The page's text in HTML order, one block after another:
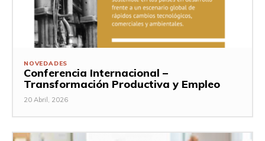
NOVEDADES
Conferencia Internacional –
Transformación Productiva y Empleo
20 Abril, 2026